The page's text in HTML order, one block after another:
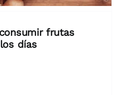
frutas
días